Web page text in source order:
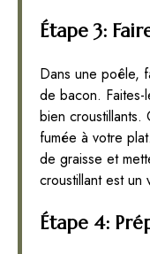
Étape 3:
Dans une poêle,
de bacon. Faites-
bien croustillants.
fumée à votre
de graisse et
croustillant est
Étape 4: